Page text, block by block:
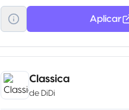
Aplicar
Classica
de DiDi